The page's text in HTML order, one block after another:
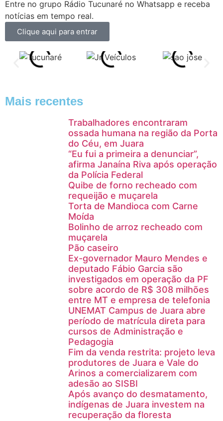
Entre no grupo Rádio Tucunaré no Whatsapp e receba
notícias em tempo real.
Clique aqui para entrar
Mais recentes
Trabalhadores encontraram
ossada humana na região da Porta
do Céu, em Juara
“Eu fui a primeira a denunciar”,
afirma Janaína Riva após operação
da Polícia Federal
Quibe de forno recheado com
requeijão e muçarela
Torta de Mandioca com Carne
Moída
Bolinho de arroz recheado com
muçarela
Pão caseiro
Ex-governador Mauro Mendes e
deputado Fábio Garcia são
investigados em operação da PF
sobre acordo de R$ 308 milhões
entre MT e empresa de telefonia
UNEMAT Campus de Juara abre
período de matrícula direta para
cursos de Administração e
Pedagogia
Fim da venda restrita: projeto leva
produtores de Juara e Vale do
Arinos a comercializarem com
adesão ao SISBI
Após avanço do desmatamento,
indígenas de Juara investem na
recuperação da floresta